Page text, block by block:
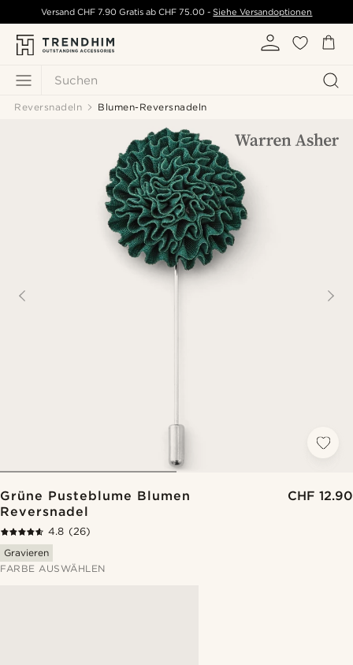
Suchen
Versand CHF 7.90 Gratis ab CHF 75.00 - Siehe Versandoptionen
Reversnadeln Blumen-Reversnadeln
Grüne Pusteblume Blumen
Reversnadel
CHF 12.90
4.8 (26)
Gravieren
FARBE AUSWÄHLEN